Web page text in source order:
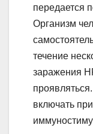
передается
Организм
течение
заражения
включать